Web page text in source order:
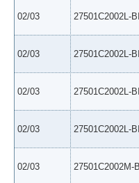
02/03 27501C2002L-
02/03 27501C2002L-
02/03 27501C2002L-
02/03 27501C2002L-
02/03 27501C2002M-